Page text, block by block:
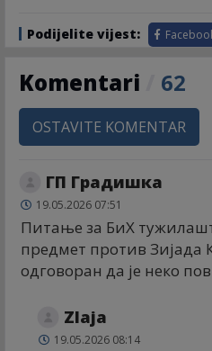
Podijelite vijest:
Komentari 62
OSTAVITE KOMENTAR
ГП Градишка
19.05.2026 07:51
Питање за БиХ
предмет против
одговоран да је неко
Zlaja
19.05.2026 08:14